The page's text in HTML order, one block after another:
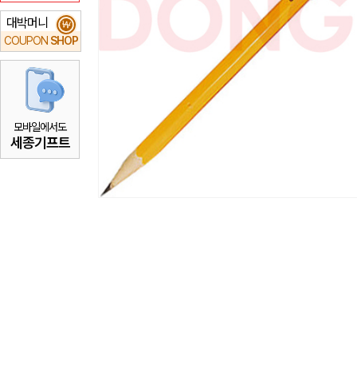
대박머니
COUPON SHOP
₩
모바일에서도
세종기프트